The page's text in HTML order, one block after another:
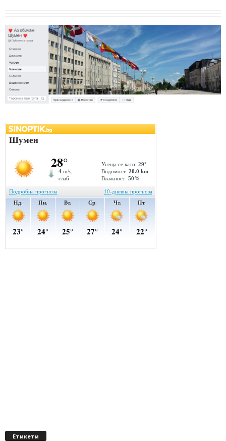
Етикети